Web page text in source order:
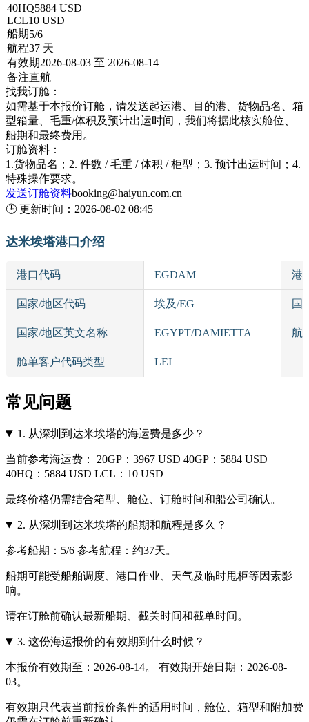
40HQ5884 USD
LCL10 USD
船期5/6
航程37 天
有效期2026-08-03 至 2026-08-14
备注直航
找我订舱：
如需基于本报价订舱，请发送起运港、目的港、货物品名、箱
型箱量、毛重/体积及预计出运时间，我们将据此核实舱位、
船期和最终费用。
订舱资料：
1.货物品名；2. 件数 / 毛重 / 体积 / 柜型；3. 预计出运时间；4.
特殊操作要求。
发送订舱资料booking@haiyun.com.cn
🕒 更新时间： 2026-08-02 08:45
达米埃塔港口介绍
港口代码 EGDAM 港
国家/地区代码 埃及/EG 国
国家/地区英文名称 EGYPT/DAMIETTA 航
舱单客户代码类型 LEI
常见问题
1. 从深圳到达米埃塔的海运费是多少？
当前参考海运费： 20GP：3967 USD 40GP：5884 USD
40HQ：5884 USD LCL：10 USD
最终价格仍需结合箱型、舱位、订舱时间和船公司确认。
2. 从深圳到达米埃塔的船期和航程是多久？
参考船期：5/6 参考航程：约37天。
船期可能受船舶调度、港口作业、天气及临时甩柜等因素影
响。
请在订舱前确认最新船期、截关时间和截单时间。
3. 这份海运报价的有效期到什么时候？
本报价有效期至：2026-08-14。 有效期开始日期：2026-08-
03。
有效期只代表当前报价条件的适用时间，舱位、箱型和附加费